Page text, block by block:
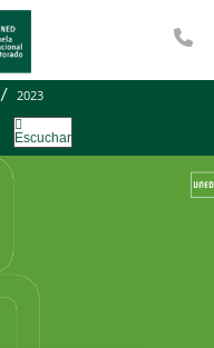
2023
Escuchar